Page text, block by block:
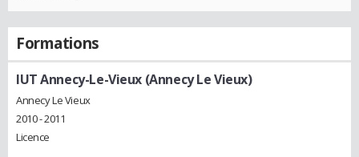
Formations
IUT Annecy-Le-Vieux (Annecy Le Vieux)
Annecy Le Vieux
2010 - 2011
Licence